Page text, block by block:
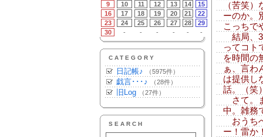
9
10 11 12 13 14
15
16
17 18 19 20 21
22
23
24 25 26 27 28
29
30
- - - - - -
CATEGORY
日記帳♪ （5975件）
戯言･･･♪ （28件）
旧Log （27件）
SEARCH
（苦笑
ーのか。
こっちで
結局、3
ってコト
を時間の
ぁ、言わ
は提供し
話。（笑
さて。
中。雑務
おうち
ー！雷か